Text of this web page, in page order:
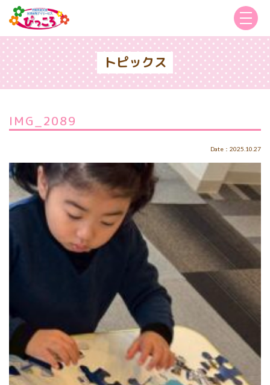
トピックス
IMG_2089
Date：2025.10.27